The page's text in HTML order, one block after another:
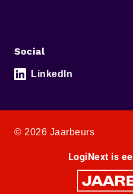
Social
LinkedIn
© 2026 Jaarbeurs
LogiNext is